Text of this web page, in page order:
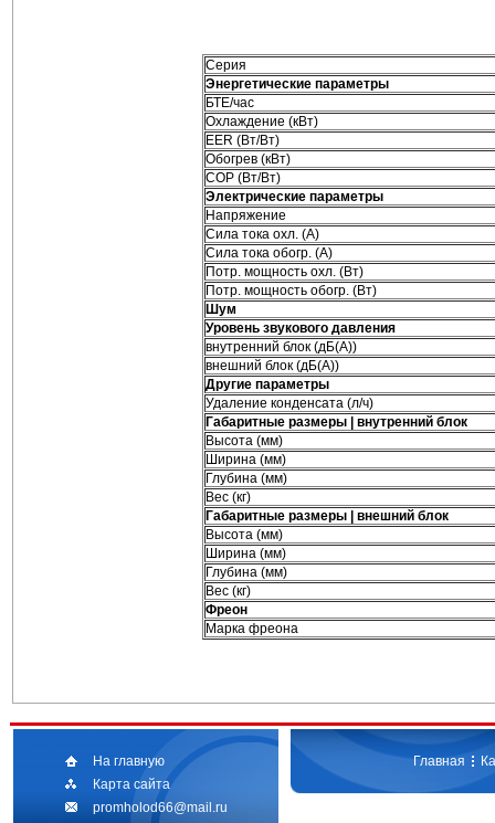
Серия
Энергетические параметры
БТЕ/час
Охлаждение (кВт)
EER (Вт/Вт)
Обогрев (кВт)
COP (Вт/Вт)
Электрические параметры
Напряжение
Сила тока охл. (А)
Сила тока обогр. (А)
Потр. мощность охл. (Вт)
Потр. мощность обогр. (Вт)
Шум
Уровень звукового давления
внутренний блок (дБ(А))
внешний блок (дБ(А))
Другие параметры
Удаление конденсата (л/ч)
Габаритные размеры | внутренний блок
Высота (мм)
Ширина (мм)
Глубина (мм)
Вес (кг)
Габаритные размеры | внешний блок
Высота (мм)
Ширина (мм)
Глубина (мм)
Вес (кг)
Фреон
Марка фреона
На главную
Карта сайта
promholod66@mail.ru
Главная